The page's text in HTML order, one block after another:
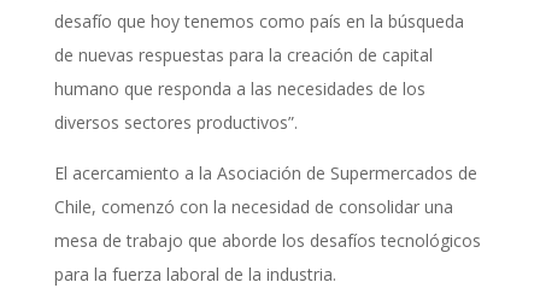
desafío que hoy tenemos como país en la búsqueda
de nuevas respuestas para la creación de capital
humano que responda a las necesidades de los
diversos sectores productivos”.
El acercamiento a la Asociación de Supermercados de
Chile, comenzó con la necesidad de consolidar una
mesa de trabajo que aborde los desafíos tecnológicos
para la fuerza laboral de la industria.